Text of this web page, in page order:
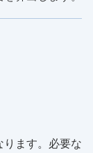
ます。必要な